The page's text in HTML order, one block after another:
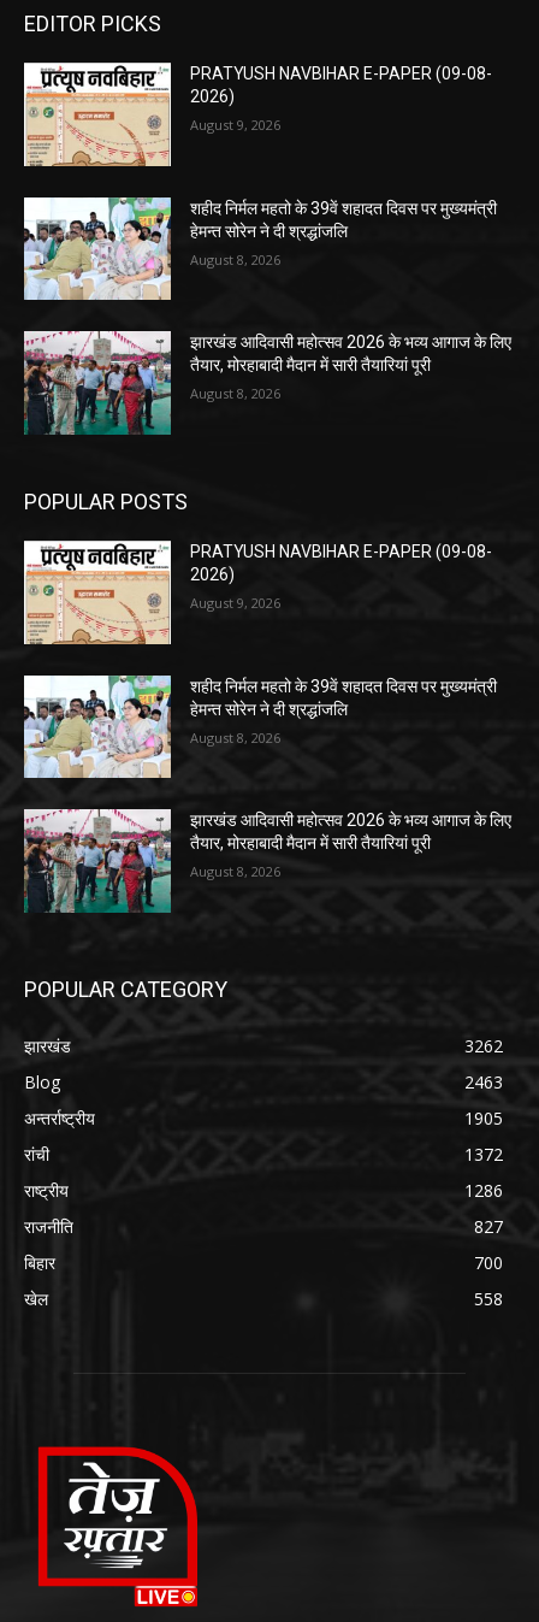
EDITOR PICKS
PRATYUSH NAVBIHAR E-PAPER (09-08-
2026)
August 9, 2026
शहीद निर्मल महतो के 39वें शहादत दिवस पर मुख्यमंत्री
हेमन्त सोरेन ने दी श्रद्धांजलि
August 8, 2026
झारखंड आदिवासी महोत्सव 2026 के भव्य आगाज के लिए
तैयार, मोरहाबादी मैदान में सारी तैयारियां पूरी
August 8, 2026
POPULAR POSTS
PRATYUSH NAVBIHAR E-PAPER (09-08-
2026)
August 9, 2026
शहीद निर्मल महतो के 39वें शहादत दिवस पर मुख्यमंत्री
हेमन्त सोरेन ने दी श्रद्धांजलि
August 8, 2026
झारखंड आदिवासी महोत्सव 2026 के भव्य आगाज के लिए
तैयार, मोरहाबादी मैदान में सारी तैयारियां पूरी
August 8, 2026
POPULAR CATEGORY
झारखंड
3262
Blog
2463
अन्तर्राष्ट्रीय
1905
रांची
1372
राष्ट्रीय
1286
राजनीति
827
बिहार
700
खेल
558